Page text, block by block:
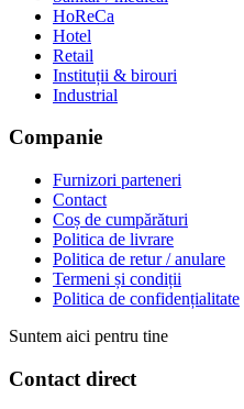
HoReCa
Hotel
Retail
Instituții & birouri
Industrial
Companie
Furnizori parteneri
Contact
Coș de cumpărături
Politica de livrare
Politica de retur / anulare
Termeni și condiții
Politica de confidențialitate
Suntem aici pentru tine
Contact direct